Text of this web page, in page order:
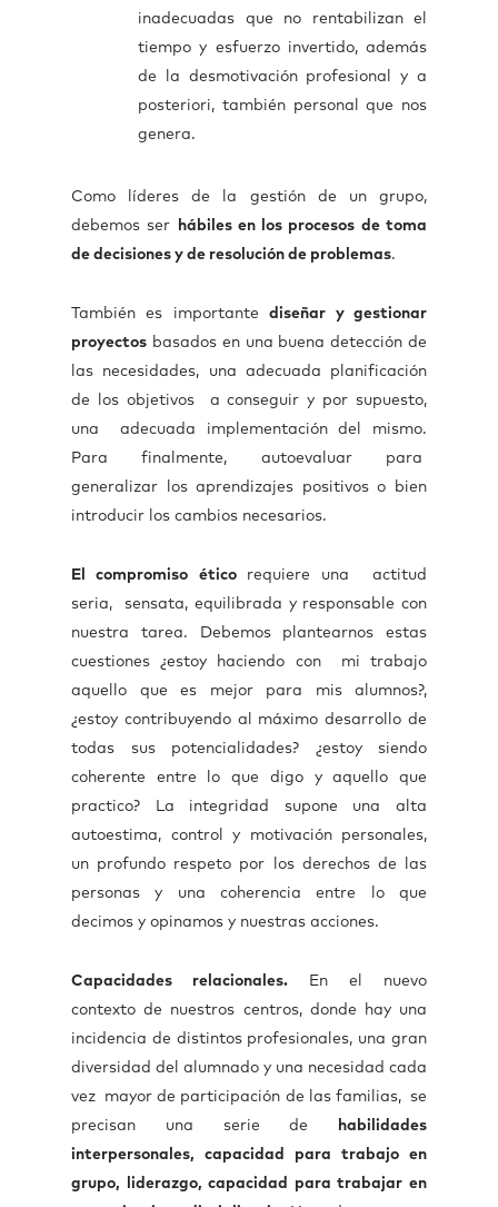
inadecuadas que no rentabilizan el
tiempo y esfuerzo invertido, además
de la desmotivación profesional y a
posteriori, también personal que nos
genera.
Como líderes de la gestión de un grupo,
debemos ser
hábiles en los procesos de toma
de decisiones y de resolución de problemas.
También es importantediseñar y gestionar
proyectos basados en una buena detección de
las necesidades, una adecuada planificación
de los objetivos a conseguir y por supuesto,
una adecuada implementación del mismo.
Para finalmente, autoevaluar para
generalizar los aprendizajes positivos o bien
introducir los cambios necesarios.
El compromiso ético requiere una actitud
seria, sensata, equilibrada y responsable con
nuestra tarea. Debemos plantearnos estas
cuestiones ¿estoy haciendo con mi trabajo
aquello que es mejor para mis alumnos?,
¿estoy contribuyendo al máximo desarrollo de
todas sus potencialidades? ¿estoy siendo
coherente entre lo que digo y aquello que
practico? La integridad supone una alta
autoestima, control y motivación personales,
un profundo respeto por los derechos de las
personas y una coherencia entre lo que
decimos y opinamos y nuestras acciones.
Capacidades relacionales.
En el nuevo
contexto de nuestros centros, donde hay una
incidencia de distintos profesionales, una gran
diversidad del alumnado y una necesidad cada
vez mayor de participación de las familias, se
precisan una serie de
habilidades
interpersonales, capacidad para trabajo en
grupo, liderazgo, capacidad para trabajar en